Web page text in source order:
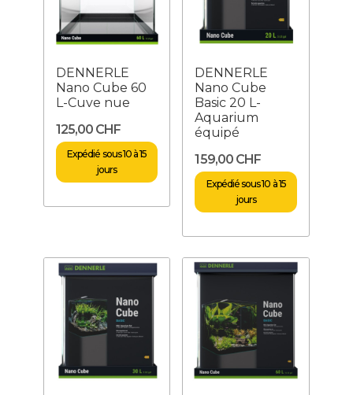
DENNERLE
Nano Cube 60
L-Cuve nue
125,00 CHF
Expédié sous 10 à 15
jours
DENNERLE
Nano Cube
Basic 20 L-
Aquarium
équipé
159,00 CHF
Expédié sous 10 à 15
jours